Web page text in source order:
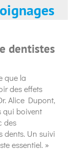
dentistes
que la
des effets
Alice Dupont,
qui boivent
des
dents. Un suivi
essentiel. »